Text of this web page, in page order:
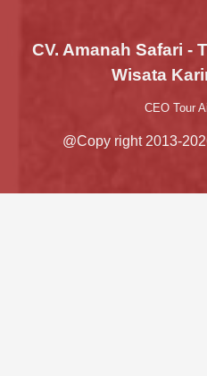
CV. Amanah Safari -
Wisata
CEO Tour
@Copy right 2013-